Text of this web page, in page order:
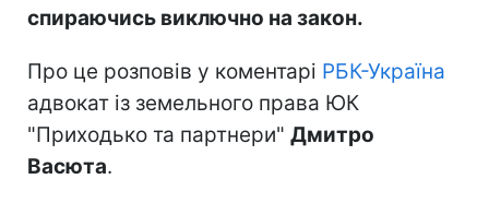
спираючись виключно на закон.
Про це розповів у коментарі РБК-Україна
адвокат із земельного права ЮК
"Приходько та партнери" Дмитро
Васюта.